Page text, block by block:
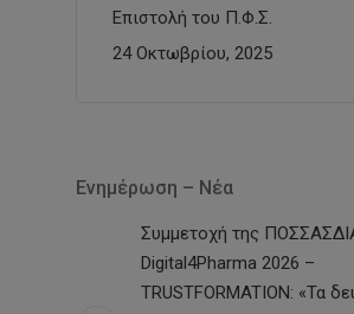
Επιστολή του Π.Φ.Σ.
24 Οκτωβρίου, 2025
Ενημέρωση – Νέα
Συμμετοχή της
Digital4Pharma 2026 –
TRUSTFORMATION: «Τα